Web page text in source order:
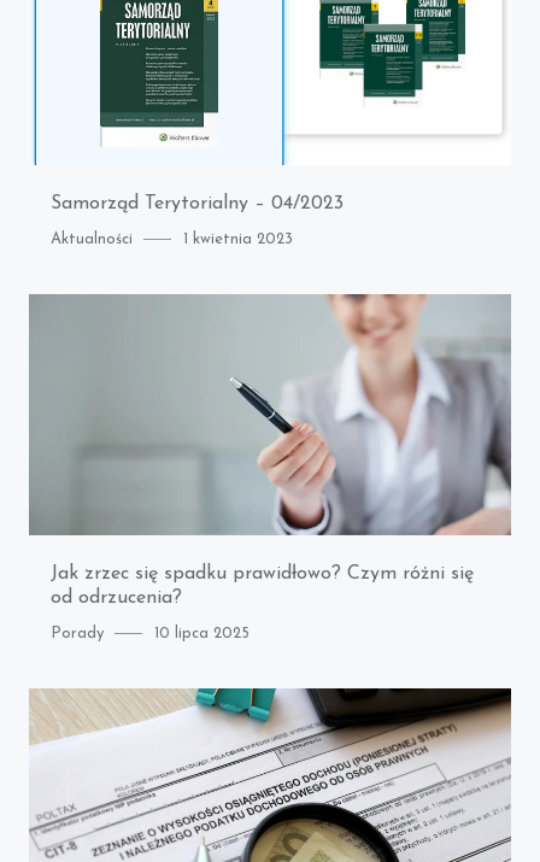
Samorząd Terytorialny – 04/2023
Category
Aktualności
Posted
1 kwietnia 2023
Jak zrzec się spadku prawidłowo? Czym różni się
od odrzucenia?
Category
Porady
Posted
10 lipca 2025